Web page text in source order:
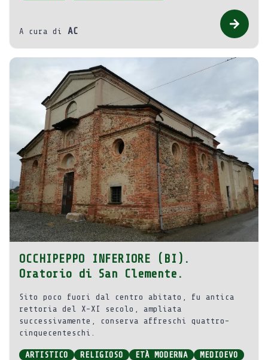
A cura di AC
OCCHIPEPPO INFERIORE (BI).
Oratorio di San Clemente.
Sito poco fuori dal centro abitato, fu antica
rettoria del X-XI secolo, ampliata
successivamente, conserva affreschi quattro-
cinquecenteschi.
ARTISTICO RELIGIOSO ETÀ MODERNA
MEDIOEVO